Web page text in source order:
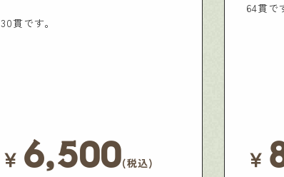
30貫です。
￥ 6,500(税込)
64貫で
￥